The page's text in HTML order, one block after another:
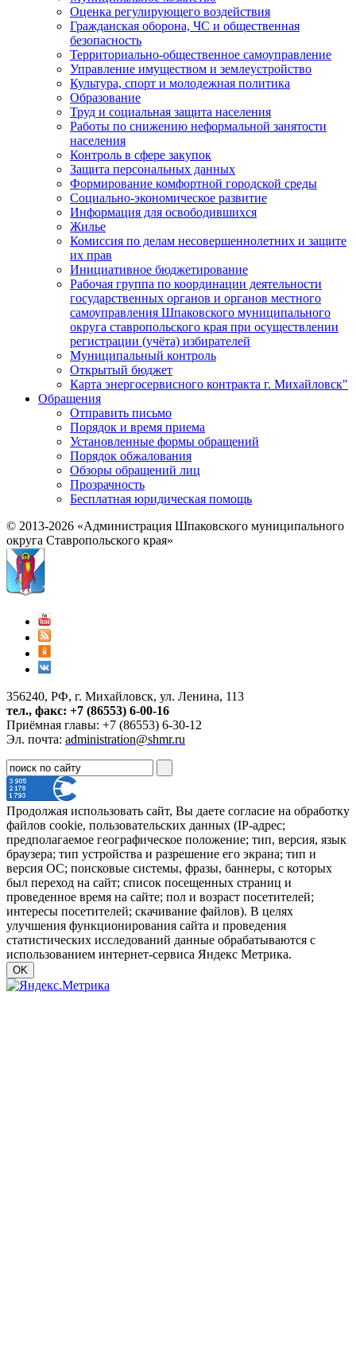
Оценка регулирующего воздействия
Гражданская оборона, ЧС и общественная
безопасность
Территориально-общественное самоуправление
Управление имуществом и землеустройство
Культура, спорт и молодежная политика
Образование
Труд и социальная защита населения
Работы по снижению неформальной занятости
населения
Контроль в сфере закупок
Защита персональных данных
Формирование комфортной городской среды
Социально-экономическое развитие
Информация для освободившихся
Жилье
Комиссия по делам несовершеннолетних и защите
их прав
Инициативное бюджетирование
Рабочая группа по координации деятельности
государственных органов и органов местного
самоуправления Шпаковского муниципального
округа ставропольского края при осуществлении
регистрации (учёта) избирателей
Муниципальный контроль
Открытый бюджет
Карта энергосервисного контракта г. Михайловск"
Обращения
Отправить письмо
Порядок и время приема
Установленные формы обращений
Порядок обжалования
Обзоры обращений лиц
Прозрачность
Бесплатная юридическая помощь
© 2013-2026 «Администрация Шпаковского муниципального
округа Ставропольского края»
356240, РФ, г. Михайловск, ул. Ленина, 113
тел., факс: +7 (86553) 6-00-16
Приёмная главы: +7 (86553) 6-30-12
Эл. почта: administration@shmr.ru
Продолжая использовать сайт, Вы даете согласие на обработку
файлов cookie, пользовательских данных (IP-адрес;
предполагаемое географическое положение; тип, версия, язык
браузера; тип устройства и разрешение его экрана; тип и
версия ОС; поисковые системы, фразы, баннеры, с которых
был переход на сайт; список посещенных страниц и
проведенное время на сайте; пол и возраст посетителей;
интересы посетителей; скачивание файлов). В целях
улучшения функционирования сайта и проведения
статистических исследований данные обрабатываются с
использованием интернет-сервиса Яндекс Метрика.
OK